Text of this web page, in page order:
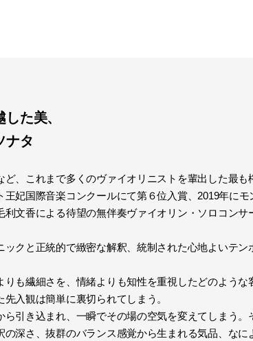
た美、
ナタ
、これまで多くのヴァイオリニストを輩出した最
妃国際音楽コンクールにて第６位入賞、2019年に
文香による待望の無伴奏ヴァイオリン・ソロコンサ
クと正統的で緻密な解釈、統制された心地よいテ
も繊細さを、情緒よりも知性を重視したどのよう
入観は簡単に裏切られてしまう。
引き込まれ、一瞬でその場の空気を変えてしまう
深さ、抜群のバランス感覚から生まれる気品、な